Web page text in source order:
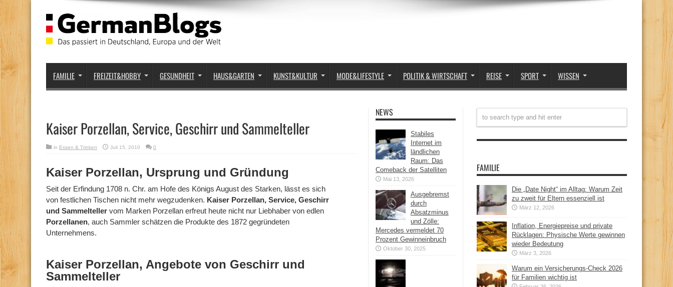
FAMILIE FREIZEIT&HOBBY GESUNDHEIT HAUS&GARTEN KUNST&KULTUR MODE&LIFESTYLE POLITIK & WIRTSCHAFT REISE SPORT WISSEN
Kaiser Porzellan, Service, Geschirr und Sammelteller
in Essen & Trinken Juli 15, 2010 0
Kaiser Porzellan, Ursprung und Gründung
Seit der Erfindung 1708 n. Chr. am Hofe des Königs August des Starken, lässt es sich
von festlichen Tischen nicht mehr wegzudenken. Kaiser Porzellan, Service, Geschirr
und Sammelteller vom Marken Porzellan erfreut heute nicht nur Liebhaber von edlen
Porzellanen, auch Sammler schätzen die Produkte des 1872 gegründeten
Unternehmens.
Kaiser Porzellan, Angebote von Geschirr und
Sammelteller
NEWS
Stabiles
Internet im
ländlichen
Raum: Das
Comeback der Satelliten
Mai 13, 2026
Ausgebremst
durch
Absatzminus
und Zölle:
Mercedes vermeldet 70
Prozent Gewinneinbruch
Oktober 30, 2025
FAMILIE
Die „Date Night“ im Alltag: Warum Zeit
zu zweit für Eltern essenziell ist
März 12, 2026
Inflation, Energiepreise und private
Rücklagen: Physische Werte gewinnen
wieder Bedeutung
März 3, 2026
Warum ein Versicherungs-Check 2026
für Familien wichtig ist